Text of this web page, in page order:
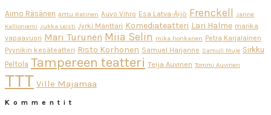
Aimo Räsänen Arttu Ratinen Auvo Vihro Esa Latva-Äijö Frenckell Janne
Kallioniemi Jukka Leisti Jyrki Mänttäri Komediateatteri Lari Halme marika
vapaavuori Mari Turunen Miia Selin mika honkanen Petra Karjalainen
Pyynikin kesäteatteri Risto Korhonen Samuel Harjanne Samuli Muje Sirkku
Peltola Tampereen teatteri Teija Auvinen Tommi Auvinen
TTT Ville Majamaa
Kommentit